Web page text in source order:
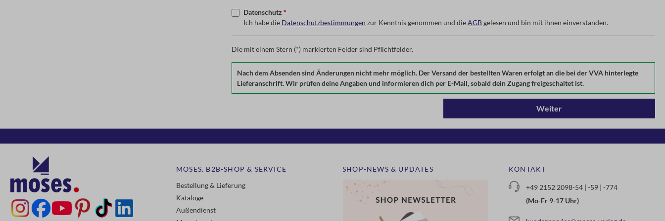
Datenschutz *
Ich habe die Datenschutzbestimmungen zur Kenntnis genommen und dieAGBgelesen und bin mit ihnen einverstanden.
Die mit einem Stern (*) markierten Felder sind Pflichtfelder.
Nach dem Absenden sind Änderungen nicht mehr möglich. Der Versand der bestellten Waren erfolgt an die bei der VVA hinterlegte
Lieferanschrift. Wir prüfen deine Angaben und informieren dich per E-Mail, sobald dein Zugang freigeschaltet ist.
Weiter
MOSES. B2B-SHOP & SERVICE
Bestellung & Lieferung
Kataloge
Außendienst
SHOP-NEWS & UPDATES KONTAKT
+49 2152 2098-54 | -59 | -774
(Mo-Fr 9-17 Uhr)